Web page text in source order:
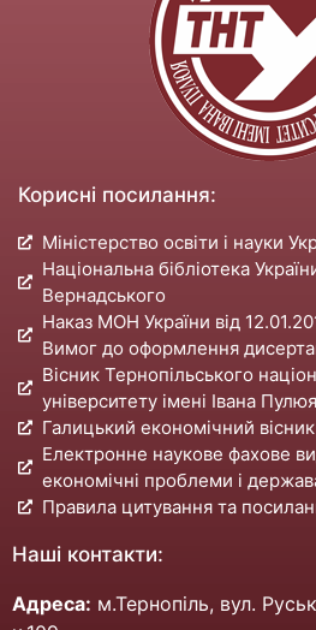
Корисні посилання:
Міністерство освіти і науки
Національна бібліотека
Вернадського
Наказ МОН України від
Вимог до оформлення
Вісник Тернопільського
університету імені Івана Пулюя
Галицький економічний вісник
Електронне наукове фахове
економічні проблеми і
Правила цитування та
Наші контакти:
Адреса: м.Тернопіль, вул.